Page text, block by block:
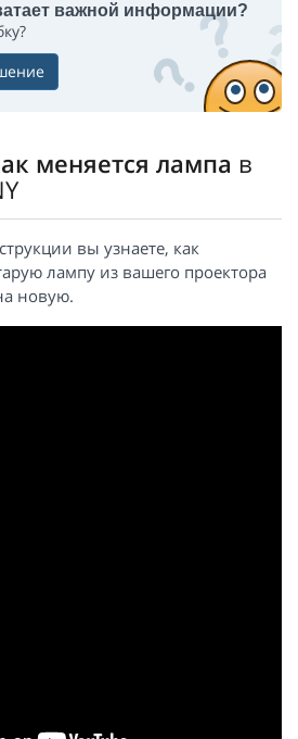
важной информации?
меняется лампа в
вы узнаете, как
лампу из вашего проектора
новую.